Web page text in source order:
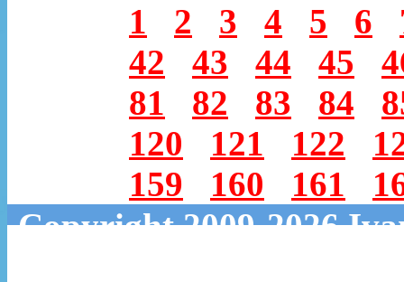
1 2 3 4 5 6
42
43 44 45
81
82 83 84
120
121 122
159
160 161
Copyright 2009-2026